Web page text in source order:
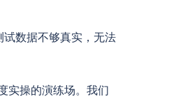
数据不够真实，无法
实操的演练场。我们